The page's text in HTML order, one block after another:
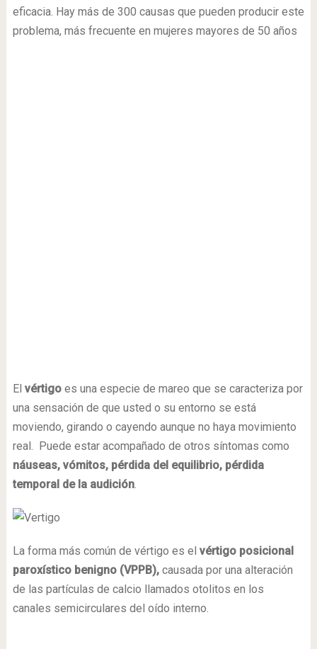
eficacia. Hay más de 300 causas que pueden producir este
problema, más frecuente en mujeres mayores de 50 años
El vértigoes una especie de mareo que se caracteriza por
una sensación de que usted o su entorno se está
moviendo, girando o cayendo aunque no haya movimiento
real. Puede estar acompañado de otros síntomas como
náuseas, vómitos, pérdida del equilibrio, pérdida
temporal de la audición.
La forma más común de vértigo es el vértigo posicional
paroxístico benigno (VPPB),causada por una alteración
de las partículas de calcio llamados otolitos en los
canales semicirculares del oído interno.